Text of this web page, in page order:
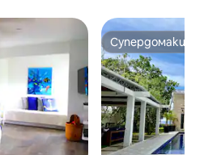
гостите Супердомакин
Супердомакин